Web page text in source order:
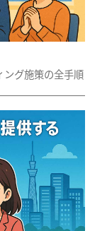
ング施策の全手順